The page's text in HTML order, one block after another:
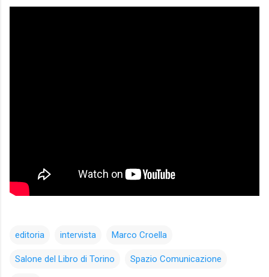
editoria intervista Marco Croella
Salone del Libro di Torino Spazio Comunicazione